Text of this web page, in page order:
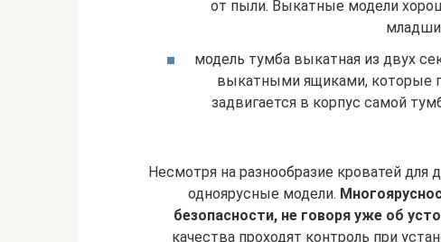
от пыли. Выкатные модели
модель тумба выкатная из двух
выкатными ящиками, которые
задвигается в корпус самой
Несмотря на разнообразие кроватей
одноярусные модели.
безопасности, не говоря уже об
качества проходят контроль при